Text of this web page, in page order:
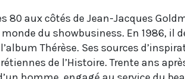
80 aux côtés de Jean-Jacques
du showbusiness. En 1986, il
Thérèse. Ses sources
de l’Histoire. Trente ans